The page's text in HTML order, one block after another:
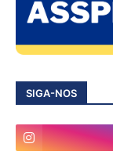
SIGA-NOS